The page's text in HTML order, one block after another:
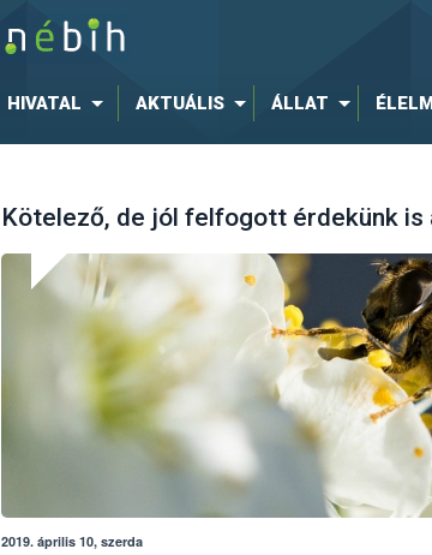
HIVATAL AKTUÁLIS ÁLLAT
Kötelező, de jól felfogott érdekünk is
2019. április 10, szerda